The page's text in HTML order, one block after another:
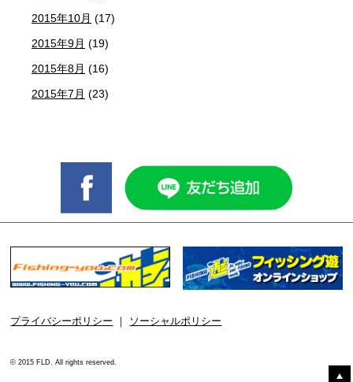
2015年10月 (17)
2015年9月 (19)
2015年8月 (16)
2015年7月 (23)
プライバシーポリシー ｜ ソーシャルポリシー
© 2015 FLD. All rights reserved.